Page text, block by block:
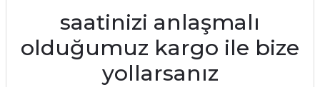
saatinizi anlaşmalı
olduğumuz kargo ile bize
yollarsanız